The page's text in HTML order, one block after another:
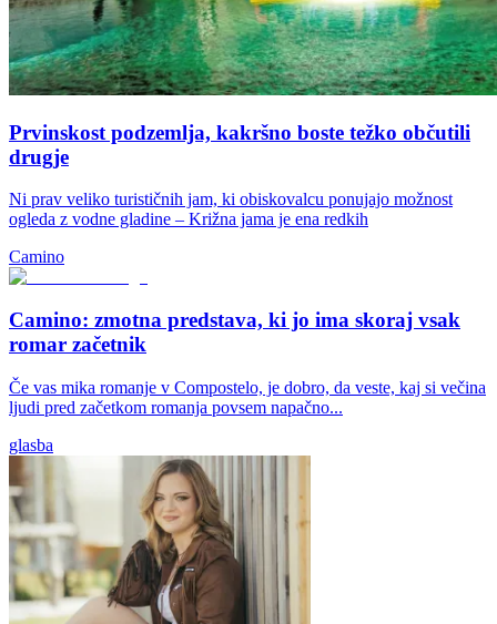
Prvinskost podzemlja, kakršno boste težko občutili
drugje
Ni prav veliko turističnih jam, ki obiskovalcu ponujajo možnost
ogleda z vodne gladine – Križna jama je ena redkih
Camino
Camino: zmotna predstava, ki jo ima skoraj vsak
romar začetnik
Če vas mika romanje v Compostelo, je dobro, da veste, kaj si večina
ljudi pred začetkom romanja povsem napačno...
glasba